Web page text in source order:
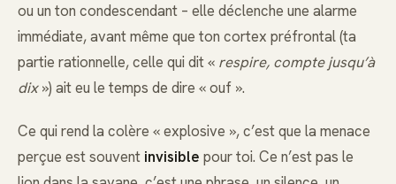
ou un ton condescendant – elle déclenche une alarme
immédiate, avant même que ton cortex préfrontal (ta
partie rationnelle, celle qui dit « respire, compte jusqu’à
dix») ait eu le temps de dire « ouf ».
Ce qui rend la colère « explosive », c’est que la menace
perçue est souvent invisible pour toi. Ce n’est pas le